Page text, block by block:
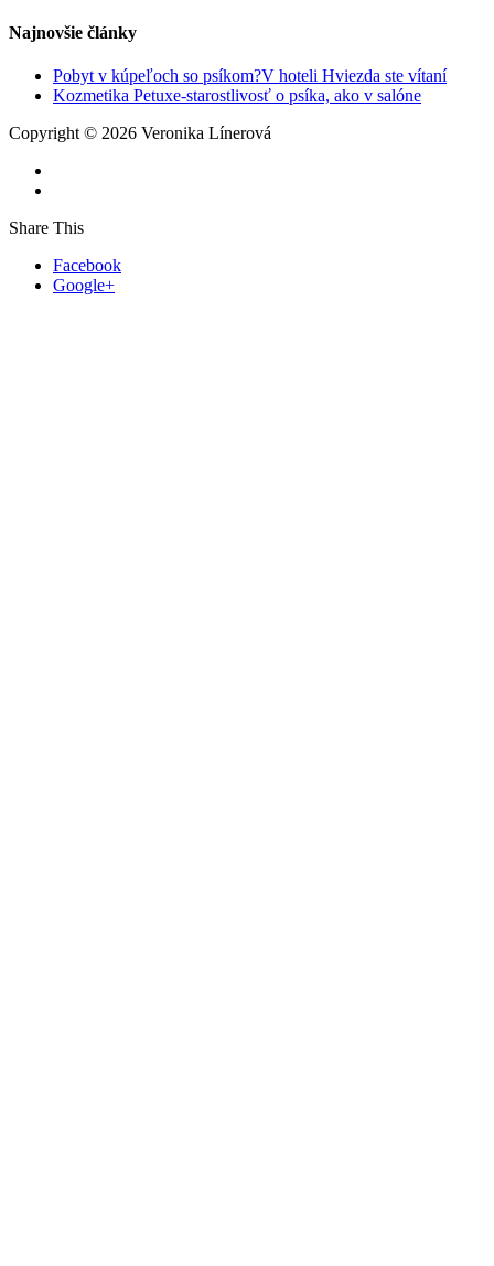
Najnovšie články
Pobyt v kúpeľoch so psíkom?V hoteli Hviezda ste vítaní
Kozmetika Petuxe-starostlivosť o psíka, ako v salóne
Copyright © 2026 Veronika Línerová
Share This
Facebook
Google+